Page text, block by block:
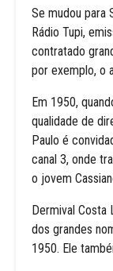
Se mudou para
Rádio Tupi,
contratado
por exemplo, o
Em 1950,
qualidade de
Paulo é
canal 3, onde
o jovem
Dermival Costa
dos grandes
1950. Ele